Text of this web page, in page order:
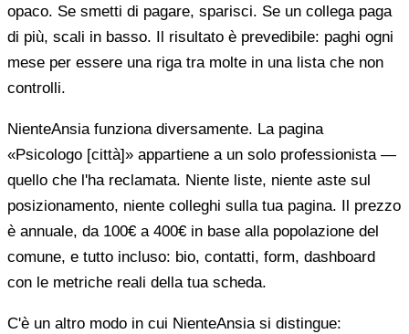
opaco. Se smetti di pagare, sparisci. Se un collega paga
di più, scali in basso. Il risultato è prevedibile: paghi ogni
mese per essere una riga tra molte in una lista che non
controlli.
NienteAnsia funziona diversamente. La pagina
«Psicologo [città]» appartiene a un solo professionista —
quello che l'ha reclamata. Niente liste, niente aste sul
posizionamento, niente colleghi sulla tua pagina. Il prezzo
è annuale, da 100€ a 400€ in base alla popolazione del
comune, e tutto incluso: bio, contatti, form, dashboard
con le metriche reali della tua scheda.
C'è un altro modo in cui NienteAnsia si distingue: